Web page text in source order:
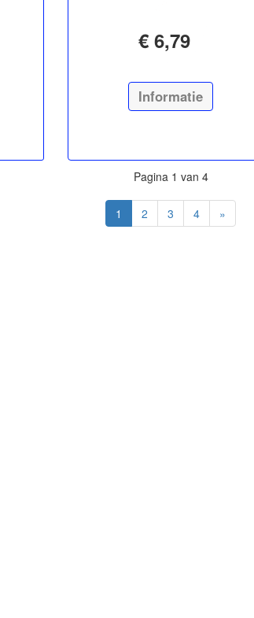
€ 6,79
Informatie
Pagina 1 van 4
1 2 3 4 »